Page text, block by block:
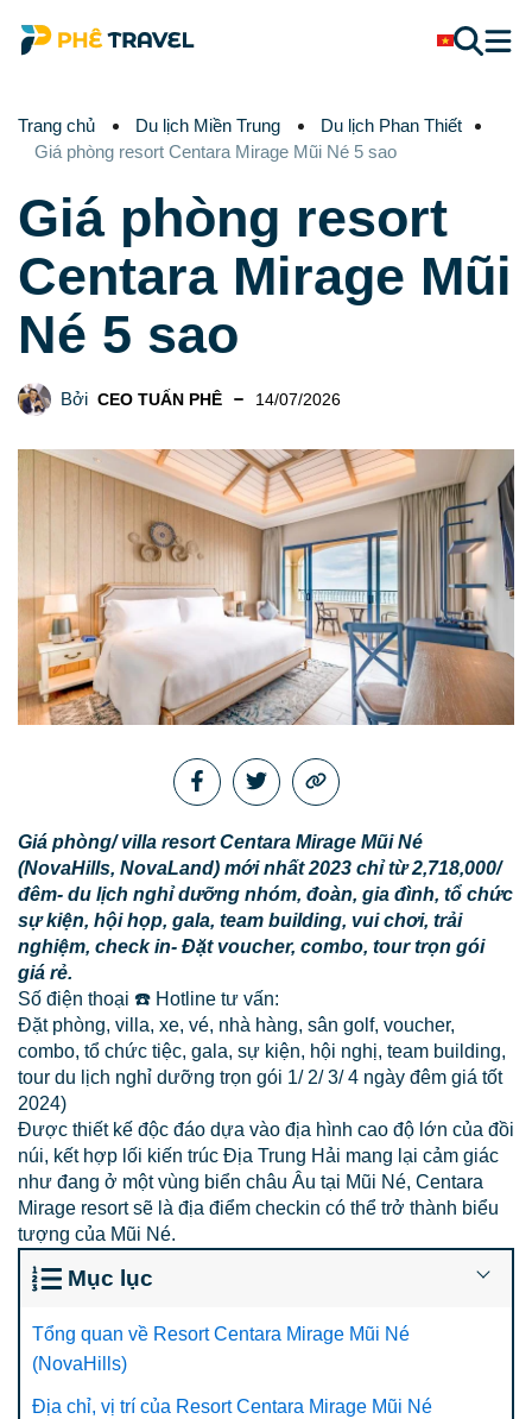
Trang chủ Du lịch Miền Trung
Du lịch Phan Thiết
Giá phòng resort Centara Mirage Mũi Né 5 sao
Giá phòng resort
Centara Mirage Mũi
Né 5 sao
Bởi CEO TUẤN PHÊ 14/07/2026
Giá phòng/ villa resort Centara Mirage Mũi Né
(NovaHills, NovaLand) mới nhất 2023 chỉ từ 2,718,000/
đêm- du lịch nghỉ dưỡng nhóm, đoàn, gia đình, tổ chức
sự kiện, hội họp, gala, team building, vui chơi, trải
nghiệm, check in- Đặt voucher, combo, tour trọn gói
giá rẻ.
Số điện thoại ☎️ Hotline tư vấn:
Đặt phòng, villa, xe, vé, nhà hàng, sân golf, voucher,
combo, tổ chức tiệc, gala, sự kiện, hội nghị, team building,
tour du lịch nghỉ dưỡng trọn gói 1/ 2/ 3/ 4 ngày đêm giá tốt
2024)
Được thiết kế độc đáo dựa vào địa hình cao độ lớn của đồi
núi, kết hợp lối kiến trúc Địa Trung Hải mang lại cảm giác
như đang ở một vùng biển châu Âu tại Mũi Né, Centara
Mirage resort sẽ là địa điểm checkin có thể trở thành biểu
tượng của Mũi Né.
Mục lục
Tổng quan về Resort Centara Mirage Mũi Né
(NovaHills)
Địa chỉ, vị trí của Resort Centara Mirage Mũi Né